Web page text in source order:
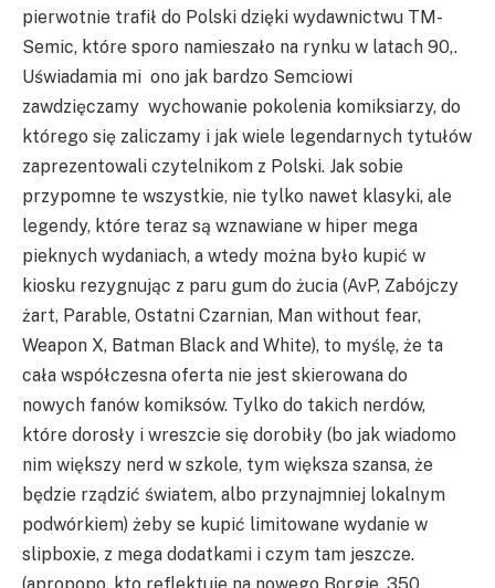
pierwotnie trafił do Polski dzięki wydawnictwu TM-
Semic, które sporo namieszało na rynku w latach 90,.
Uświadamia mi ono jak bardzo Semciowi
zawdzięczamy wychowanie pokolenia komiksiarzy, do
którego się zaliczamy i jak wiele legendarnych tytułów
zaprezentowali czytelnikom z Polski. Jak sobie
przypomne te wszystkie, nie tylko nawet klasyki, ale
legendy, które teraz są wznawiane w hiper mega
pieknych wydaniach, a wtedy można było kupić w
kiosku rezygnując z paru gum do żucia (AvP, Zabójczy
żart, Parable, Ostatni Czarnian, Man without fear,
Weapon X, Batman Black and White), to myślę, że ta
cała współczesna oferta nie jest skierowana do
nowych fanów komiksów. Tylko do takich nerdów,
które dorosły i wreszcie się dorobiły (bo jak wiadomo
nim większy nerd w szkole, tym większa szansa, że
będzie rządzić światem, albo przynajmniej lokalnym
podwórkiem) żeby se kupić limitowane wydanie w
slipboxie, z mega dodatkami i czym tam jeszcze.